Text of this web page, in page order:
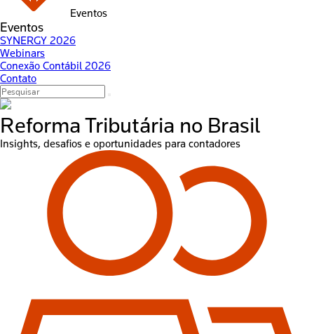
Eventos
Eventos
SYNERGY 2026
Webinars
Conexão Contábil 2026
Contato
Reforma Tributária no Brasil
Insights, desafios e oportunidades para contadores